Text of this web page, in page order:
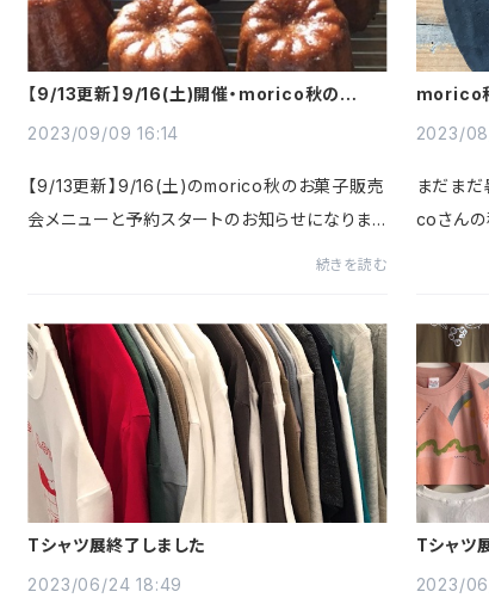
【9/13更新】9/16(土)開催・morico秋のお菓
2023/09/09 16:14
【9/13更新】9/16(土)のmorico秋のお菓子販売
会メニューと予約スタートのお知らせになりま
ップルのタルト」もチェッ...
続きを読む
morico
2023/
まだま
coさんの
30～
Tシャツ展終了しました
2023/06/24 18:49
Tシャツ
2023/